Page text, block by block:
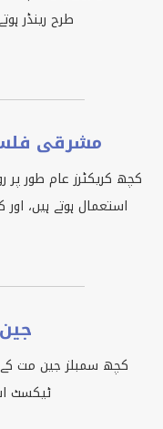
طرح رینڈر
مشرقی
کچھ کریکٹرز عام طور پر
استعمال ہوتے ہیں،
کچھ سمبلز جین مت کے
ٹیکسٹ